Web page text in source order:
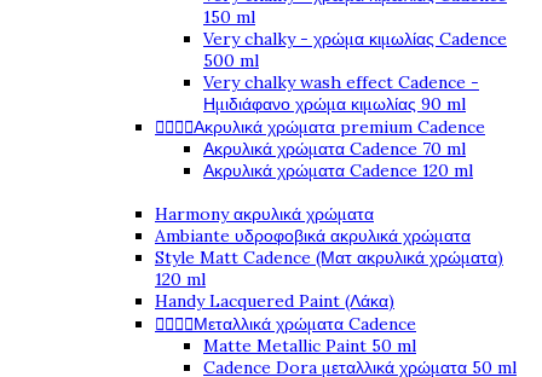
150 ml
Very chalky - χρώμα κιμωλίας Cadence
500 ml
Very chalky wash effect Cadence -
Ημιδιάφανο χρώμα κιμωλίας 90 ml
Ακρυλικά χρώματα premium Cadence
Ακρυλικά χρώματα Cadence 70 ml
Ακρυλικά χρώματα Cadence 120 ml
Harmony ακρυλικά χρώματα
Ambiante υδροφοβικά ακρυλικά χρώματα
Style Matt Cadence (Ματ ακρυλικά χρώματα)
120 ml
Handy Lacquered Paint (Λάκα)
Μεταλλικά χρώματα Cadence
Matte Metallic Paint 50 ml
Cadence Dora μεταλλικά χρώματα 50 ml